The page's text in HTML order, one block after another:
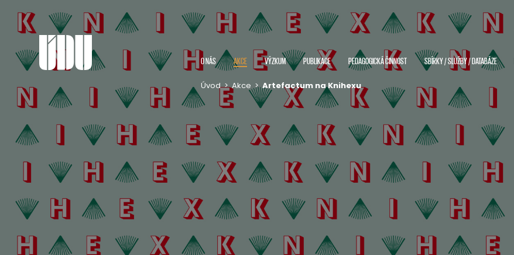
O NÁS AKCE VÝZKUM PUBLIKACE PEDAGOGICKÁ ČINNOST SBÍRKY / SLUŽBY / DATABÁZE
Úvod>Akce >Artefactum na Knihexu